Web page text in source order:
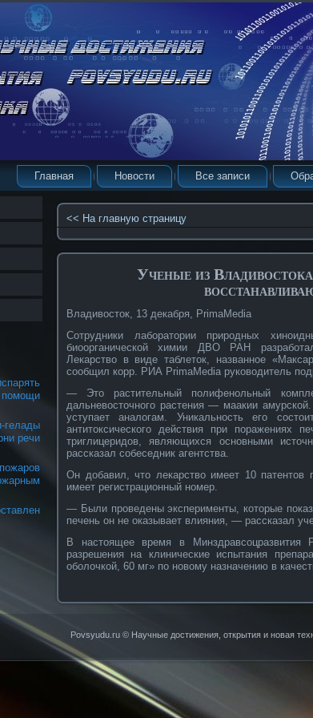
Главная Новости Все записи
речи
<< На главную страницу
Ученые из Владивостока
Владивосток, 13 декабря, PrimaMedia
Сотрудники лаборатории природных
биоорганической химии ДВО РАН
Лекарство в виде таблеток, названное
сообщил корр. РИА PrimaMedia руководитель
— Это растительный полифенольный
дальневосточного растения — маакии
уступает аналогам. Уникальность его
антитоксического действия при поражениях
триглицеридов, являющихся основными
рассказал собеседник агентства.
Он добавил, что лекарство имеет 10
имеет регистрационный номер.
— Были проведены эксперименты, которые
печень он не оказывает влияния, — рассказал
В настоящее время в
разрешения на клинические испытания
оболочкой, 60 мг» по новому назначению в
Povsyudu.ru © Научные достижения, открытия и нοвая